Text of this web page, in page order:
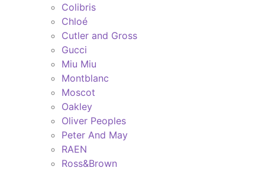
Colibris
Chloé
Cutler and Gross
Gucci
Miu Miu
Montblanc
Moscot
Oakley
Oliver Peoples
Peter And May
RAEN
Ross&Brown